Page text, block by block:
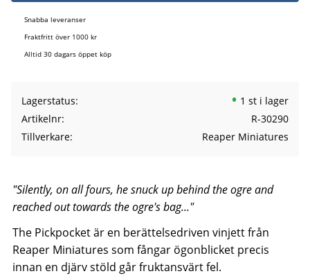
Snabba leveranser
Fraktfritt över 1000 kr
Alltid 30 dagars öppet köp
Lagerstatus
1 st i lager
Artikelnr
R-30290
Tillverkare
Reaper Miniatures
"Silently, on all fours, he snuck up behind the ogre and
reached out towards the ogre's bag..."
The Pickpocket är en berättelsedriven vinjett från
Reaper Miniatures som fångar ögonblicket precis
innan en djärv stöld går fruktansvärt fel.